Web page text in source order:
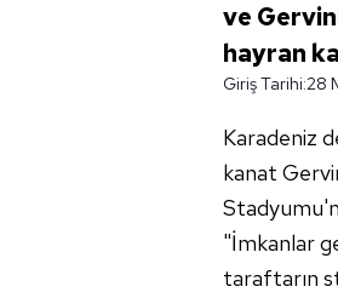
ve
hayran
Giriş Tarihi:28
Karadeniz
kanat
"İmkanlar
taraftarın